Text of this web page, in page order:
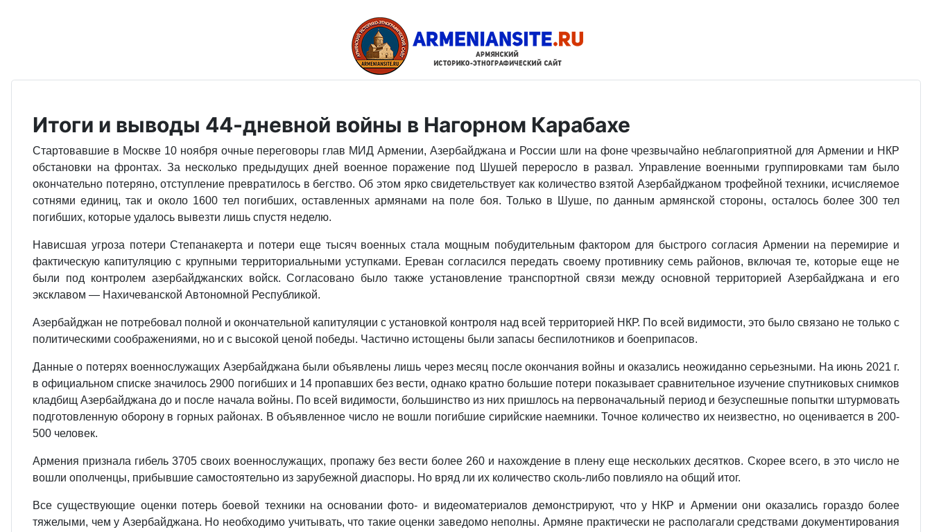
Итоги и выводы 44-дневной войны в Нагорном Карабахе
Стартовавшие в Москве 10 ноября очные переговоры глав МИД Армении, Азербайджана и России шли на фоне чрезвычайно неблагоприятной для Армении и НКР
обстановки на фронтах. За несколько предыдущих дней во­енное поражение под Шушей переросло в развал. Управление военными груп­пировками там было
окончательно потеряно, отступление превратилось в бег­ство. Об этом ярко свидетельствует как количество взятой Азербайджаном трофейной техники, исчисляемое
сотнями единиц, так и около 1600 тел погиб­ших, оставленных армянами на поле боя. Только в Шуше, по данным армян­ской стороны, осталось более 300 тел
погибших, которые удалось вывезти лишь спустя неделю.
Нависшая угроза потери Степанакерта и потери еще тысяч военных стала мощным побудительным фактором для быстрого согласия Армении на пере­мирие и
фактическую капитуляцию с крупными территориальными уступка­ми. Ереван согласился передать своему противнику семь районов, включая те, которые еще не
были под контролем азербайджанских войск. Согласовано было также установление транспортной связи между основной территорией Азербайджана и его
эксклавом — Нахичеванской Автономной Республикой.
Азербайджан не потребовал полной и окончательной капитуляции с уста­новкой контроля над всей территорией НКР. По всей видимости, это было свя­зано не только с
политическими соображениями, но и с высокой ценой победы. Частично истощены были запасы беспилотников и боеприпасов.
Данные о потерях военнослужащих Азербайджана были объявлены лишь через месяц после окончания войны и оказались неожиданно серьезными. На июнь 2021 г.
в официальном списке значилось 2900 погибших и 14 пропав­ших без вести, однако кратно большие потери показывает сравнительное изу­чение спутниковых снимков
кладбищ Азербайджана до и после начала войны. По всей видимости, большинство из них пришлось на первоначальный период и безуспешные попытки штурмовать
подготовленную оборону в горных районах. В объявленное число не вошли погибшие сирийские наемники. Точное количе­ство их неизвестно, но оценивается в 200-
500 человек.
Армения признала гибель 3705 своих военнослужащих, пропажу без вести более 260 и нахождение в плену еще нескольких десятков. Скорее всего, в это число не
вошли ополченцы, прибывшие самостоятельно из зарубежной диаспо­ры. Но вряд ли их количество сколь-либо повлияло на общий итог.
Все существующие оценки потерь боевой техники на основании фото- и видеоматериалов демонстрируют, что у НКР и Армении они оказались гораз­до более
тяжелыми, чем у Азербайджана. Но необходимо учитывать, что такие оценки заведомо неполны. Армяне практически не располагали средствами документирования